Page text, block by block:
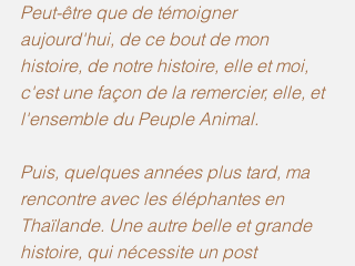
Peut-être que de témoigner
aujourd'hui, de ce bout de mon
histoire, de notre histoire, elle et moi,
c'est une façon de la remercier, elle, et
l'ensemble du Peuple Animal.
Puis, quelques années plus tard, ma
rencontre avec les éléphantes en
Thaïlande. Une autre belle et grande
histoire, qui nécessite un post